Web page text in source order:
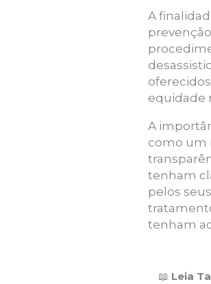
A
equidade
A
como um
tenham
pelos
tenham
📖 Leia